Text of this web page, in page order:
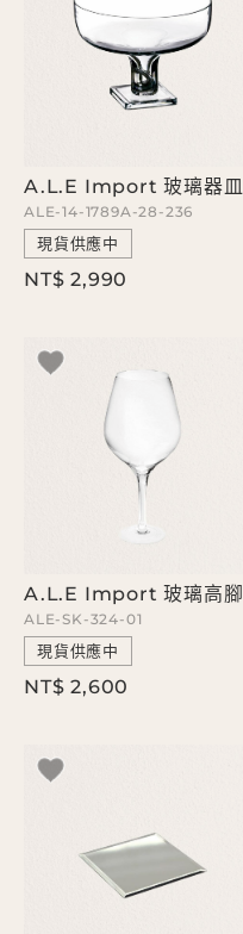
A.L.E Import 玻璃器皿
ALE-14-1789A-28-236
現貨供應中
NT$ 2,990
ALE-SK-324-01
現貨供應中
NT$ 2,600